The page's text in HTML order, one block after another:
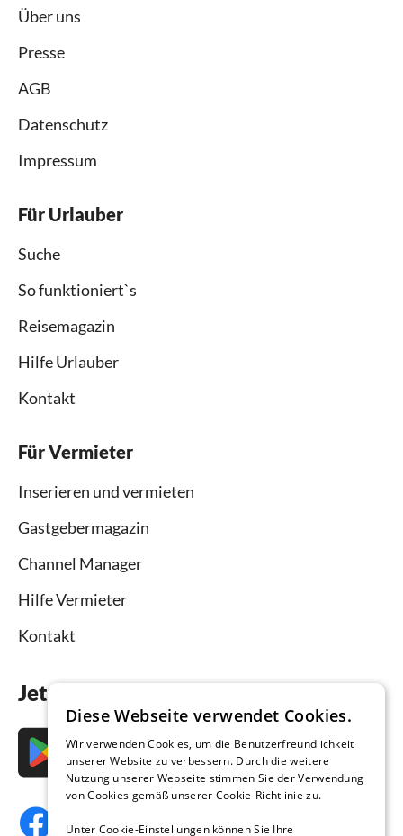
Über uns
Presse
AGB
Datenschutz
Impressum
Für Urlauber
Suche
So funktioniert`s
Reisemagazin
Hilfe Urlauber
Kontakt
Für Vermieter
Inserieren und vermieten
Gastgebermagazin
Channel Manager
Hilfe Vermieter
Kontakt
Jetzt die App downloaden
Diese Webseite verwendet Cookies.
Wir verwenden Cookies, um die Benutzerfreundlichkeit
unserer Website zu verbessern. Durch die weitere
Nutzung unserer Webseite stimmen Sie der Verwendung
von Cookies gemäß unserer Cookie-Richtlinie zu.
Unter Cookie-Einstellungen können Sie Ihre